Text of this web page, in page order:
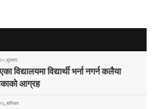
विद्यालयमा विद्यार्थी भर्ना नगर्न कलैया
आग्रह